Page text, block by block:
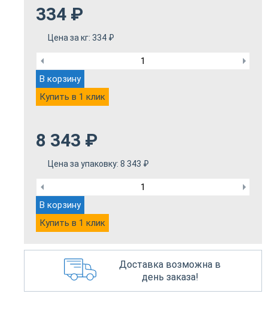
334 ₽
Цена за кг: 334 ₽
В корзину
Купить в 1 клик
8 343 ₽
Цена за упаковку: 8 343 ₽
В корзину
Купить в 1 клик
Доставка возможна в
день заказа!